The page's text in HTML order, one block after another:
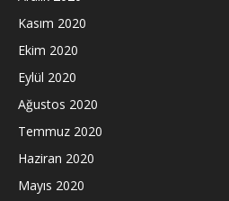
Kasım 2020
Ekim 2020
Eylül 2020
Ağustos 2020
Temmuz 2020
Haziran 2020
Mayıs 2020